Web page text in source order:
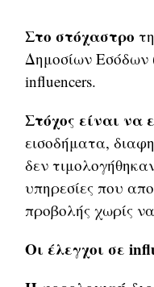
Στο στόχαστρο
Δημοσίων
influencers.
Στόχος είναι να
εισοδήματα,
δεν
υπηρεσίες που
προβολής χωρίς
Οι έλεγχοι σε